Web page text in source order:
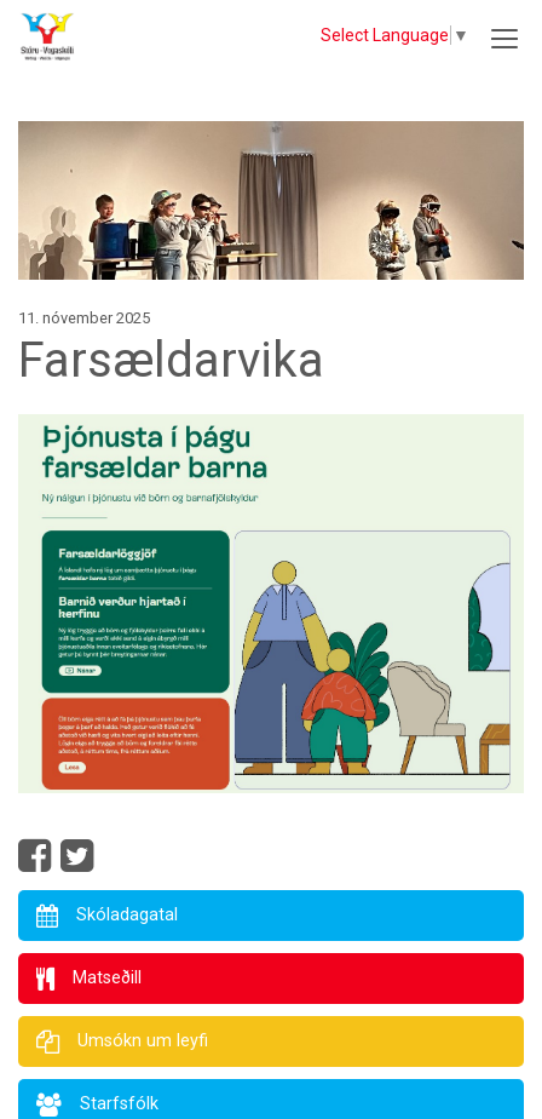
Select Language ▼
11. nóvember 2025
Farsældarvika
Skóladagatal
Matseðill
Umsókn um leyfi
Starfsfólk